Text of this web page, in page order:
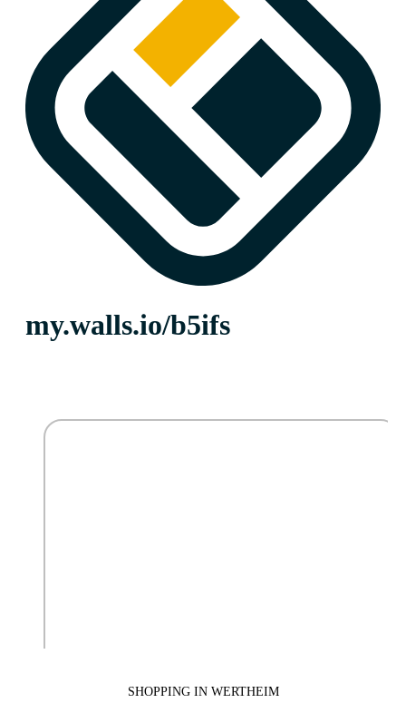
SHOPPING IN WERTHEIM